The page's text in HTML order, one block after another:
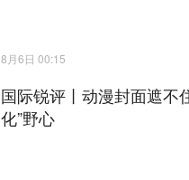
8月6日 00:15
国际锐评丨动漫封面遮不
化”野心